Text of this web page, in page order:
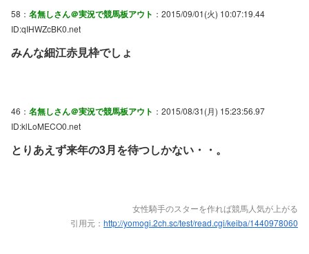
58： 名無しさん＠実況で競馬板アウト ：2015/09/01(火) 10:07:19.44
ID:qIHWZcBK0.net
みんな細江赤見枠でしょ
46： 名無しさん＠実況で競馬板アウト ：2015/08/31(月) 15:23:56.97
ID:klLoMECO0.net
とりあえず来年の3月を待つしかない・・。
女性騎手のスターを作れば競馬人気が上がる
引用元： http://yomogi.2ch.sc/test/read.cgi/keiba/1440978060